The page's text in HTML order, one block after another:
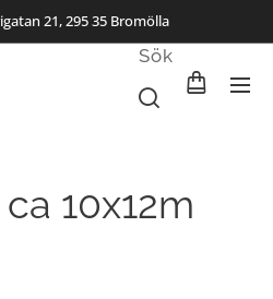
21, 295 35 Bromölla
Sök
10x12m